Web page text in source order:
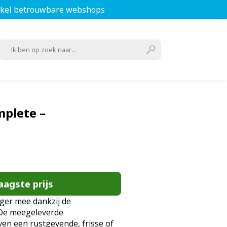
betrouwbare webshops
–
prijs
mee dankzij de
meegeleverde
een rustgevende, frisse of